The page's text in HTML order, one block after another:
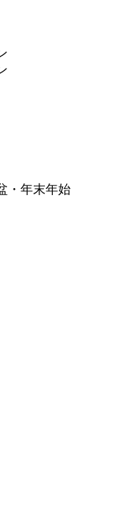
・年末年始